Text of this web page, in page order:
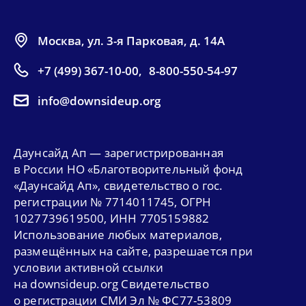
Москва, ул. 3-я Парковая, д. 14А
+7 (499) 367-10-00, 8-800-550-54-97
info@downsideup.org
Даунсайд Ап — зарегистрированная
в России НО «Благотворительный фонд
«Даунсайд Ап», свидетельство о гос.
регистрации № 7714011745, ОГРН
1027739619500, ИНН 7705159882
Использование любых материалов,
размещённых на сайте, разрешается при
условии активной ссылки
на downsideup.org Свидетельство
о регистрации СМИ Эл № ФС77-53809